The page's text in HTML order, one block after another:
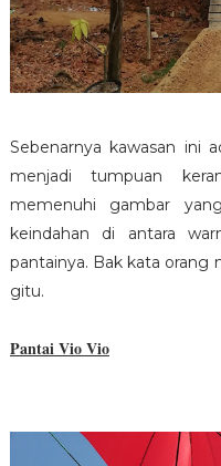
Sebenarnya kawasan ini
menjadi tumpuan
memenuhi gambar
keindahan di antara
pantainya. Bak kata orang
gitu.
Pantai Vio Vio